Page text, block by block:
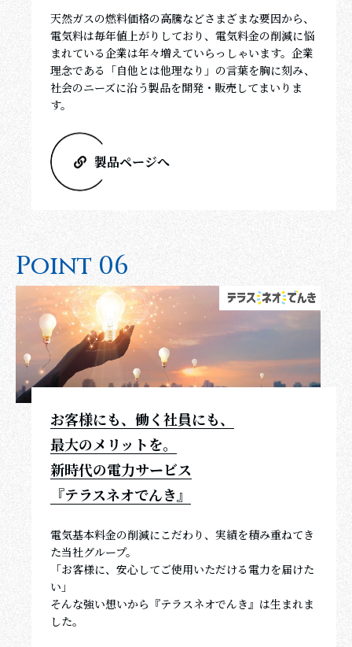
天然ガスの燃料価格の高騰などさまざまな要因から、
電気料は毎年値上がりしており、電気料金の削減に悩
まれている企業は年々増えていらっしゃいます。企業
理念である「自他とは他理なり」の言葉を胸に刻み、
社会のニーズに沿う製品を開発・販売してまいりま
す。
製品ページへ
Point 06
お客様にも、働く社員にも、
最大のメリットを。
新時代の電力サービス
『テラスネオでんき』
電気基本料金の削減にこだわり、実績を積み重ねてき
た当社グループ。
「お客様に、安心してご使用いただける電力を届けた
い」
そんな強い想いから『テラスネオでんき』は生まれま
した。